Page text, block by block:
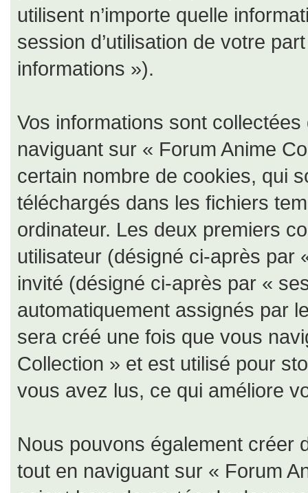
utilisent n’importe quelle
session d’utilisation de votre
informations »).
Vos informations sont
naviguant sur « Forum Anime
certain nombre de cookies, qui
téléchargés dans les fichiers
ordinateur. Les deux premiers
utilisateur (désigné ci-après par
invité (désigné ci-après par «
automatiquement assignés par
sera créé une fois que vous
Collection » et est utilisé pour
vous avez lus, ce qui améliore
Nous pouvons également créer
tout en naviguant sur « Forum